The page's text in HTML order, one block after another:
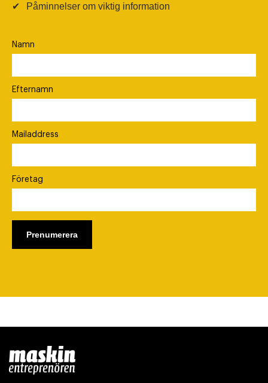
✔ Påminnelser om viktig information
Namn
Efternamn
Mailaddress
Företag